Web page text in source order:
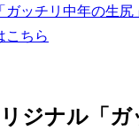
ッチリ中年の生尻
こちら
ジナル「